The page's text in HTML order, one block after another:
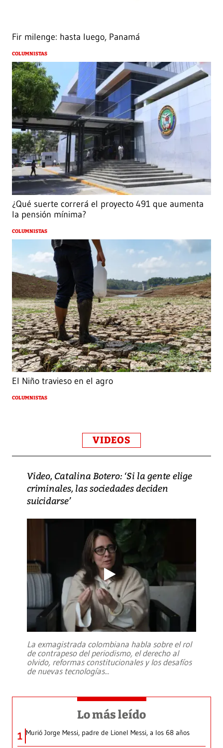
Fir milenge: hasta luego, Panamá
COLUMNISTAS
¿Qué suerte correrá el proyecto 491 que aumenta
la pensión mínima?
COLUMNISTAS
El Niño travieso en el agro
COLUMNISTAS
VIDEOS
Video, Catalina Botero: ‘Si la gente elige
criminales, las sociedades deciden
suicidarse’
La exmagistrada colombiana habla sobre el rol
de contrapeso del periodismo, el derecho al
olvido, reformas constitucionales y los desafíos
de nuevas tecnologías...
Lo más leído
1 Murió Jorge Messi, padre de Lionel Messi, a los 68 años